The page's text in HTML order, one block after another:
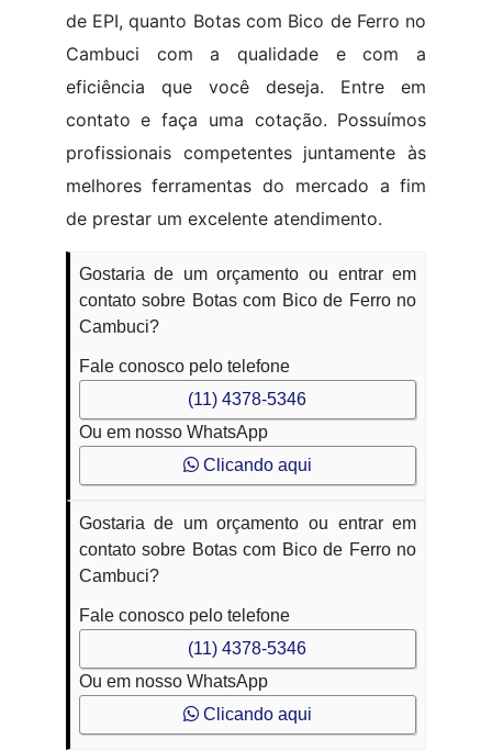
de EPI, quanto Botas com Bico de Ferro no
Cambuci com a qualidade e com a
eficiência que você deseja. Entre em
contato e faça uma cotação. Possuímos
profissionais competentes juntamente às
melhores ferramentas do mercado a fim
de prestar um excelente atendimento.
Gostaria de um orçamento ou entrar em
contato sobre Botas com Bico de Ferro no
Cambuci?
Fale conosco pelo telefone
(11) 4378-5346
Ou em nosso WhatsApp
Clicando aqui
Gostaria de um orçamento ou entrar em
contato sobre Botas com Bico de Ferro no
Cambuci?
Fale conosco pelo telefone
(11) 4378-5346
Ou em nosso WhatsApp
Clicando aqui